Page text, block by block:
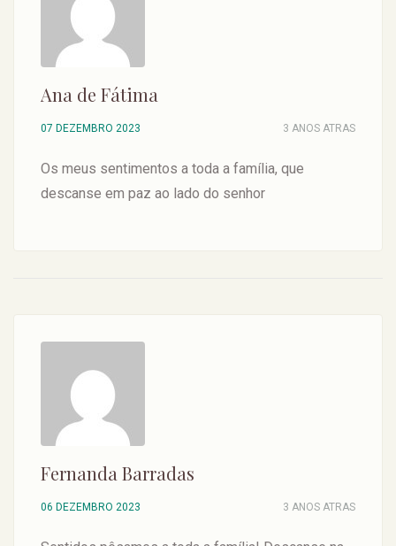
Ana de Fátima
07 DEZEMBRO 2023 3 ANOS ATRAS
Os meus sentimentos a toda a família, que
descanse em paz ao lado do senhor
Fernanda Barradas
06 DEZEMBRO 2023 3 ANOS ATRAS